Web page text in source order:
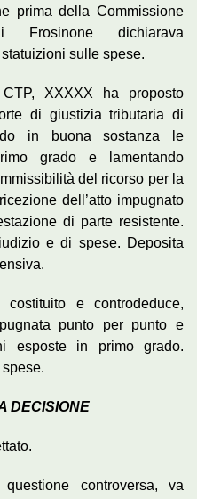
prima della Commissione
Frosinone dichiarava
sulle spese.
XXXXX ha proposto
di giustizia tributaria di
in buona sostanza le
grado e lamentando
del ricorso per la
dell’atto impugnato
di parte resistente.
e di spese. Deposita
e controdeduce,
punto per punto e
esposte in primo grado.
DECISIONE
controversa, va